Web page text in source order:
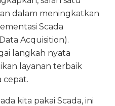
dalam meningkatkan
Scada
Acquisition).
langkah nyata
layanan terbaik
cepat.
kita pakai Scada, ini